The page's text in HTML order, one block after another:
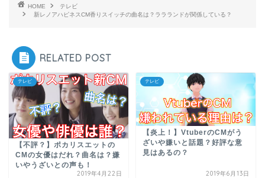
HOME
テレビ
新レノアハピネスCM香りスイッチの曲名は？ララランドが関係している？
RELATED POST
テレビ
【不評？】ポカリスエットの
CMの女優はだれ？曲名は？嫌
いやうざいとの声も！
2019年4月22日
テレビ
【炎上！】VtuberのCMがう
ざいや嫌いと話題？好評な意
見はあるの？
2019年6月13日